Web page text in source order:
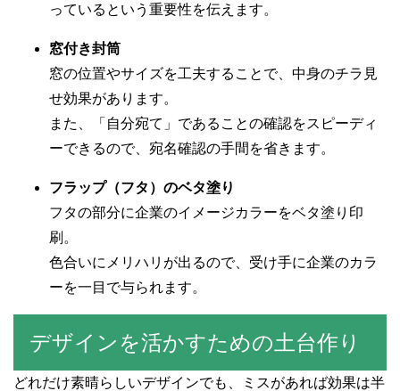
っているという重要性を伝えます。
窓付き封筒
窓の位置やサイズを工夫することで、中身のチラ見
せ効果があります。
また、「自分宛て」であることの確認をスピーディ
ーできるので、宛名確認の手間を省きます。
フラップ（フタ）のベタ塗り
フタの部分に企業のイメージカラーをベタ塗り印
刷。
色合いにメリハリが出るので、受け手に企業のカラ
ーを一目で与られます。
デザインを活かすための土台作り
どれだけ素晴らしいデザインでも、ミスがあれば効果は半